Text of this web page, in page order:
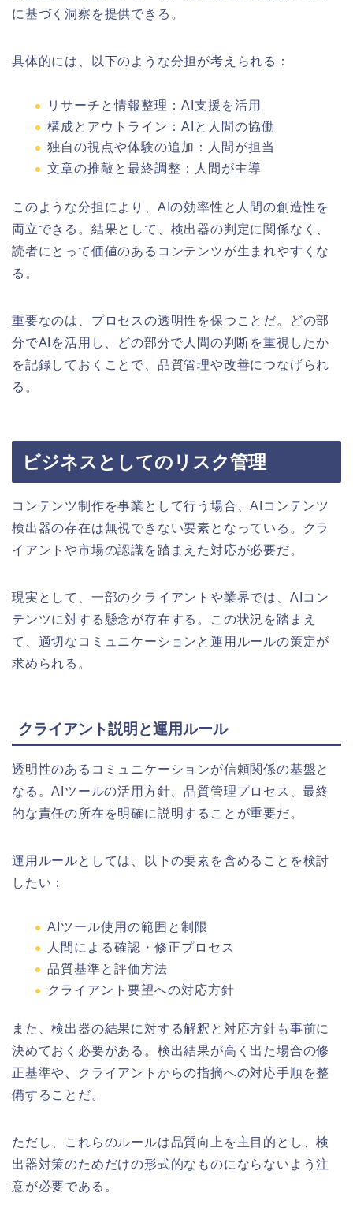
に基づく洞察を提供できる。
具体的には、以下のような分担が考えられる：
リサーチと情報整理：AI支援を活用
構成とアウトライン：AIと人間の協働
独自の視点や体験の追加：人間が担当
文章の推敲と最終調整：人間が主導
このような分担により、AIの効率性と人間の創造性を
両立できる。結果として、検出器の判定に関係なく、
読者にとって価値のあるコンテンツが生まれやすくな
る。
重要なのは、プロセスの透明性を保つことだ。どの部
分でAIを活用し、どの部分で人間の判断を重視したか
を記録しておくことで、品質管理や改善につなげられ
る。
ビジネスとしてのリスク管理
コンテンツ制作を事業として行う場合、AIコンテンツ
検出器の存在は無視できない要素となっている。クラ
イアントや市場の認識を踏まえた対応が必要だ。
現実として、一部のクライアントや業界では、AIコン
テンツに対する懸念が存在する。この状況を踏まえ
て、適切なコミュニケーションと運用ルールの策定が
求められる。
クライアント説明と運用ルール
透明性のあるコミュニケーションが信頼関係の基盤と
なる。AIツールの活用方針、品質管理プロセス、最終
的な責任の所在を明確に説明することが重要だ。
運用ルールとしては、以下の要素を含めることを検討
したい：
AIツール使用の範囲と制限
人間による確認・修正プロセス
品質基準と評価方法
クライアント要望への対応方針
また、検出器の結果に対する解釈と対応方針も事前に
決めておく必要がある。検出結果が高く出た場合の修
正基準や、クライアントからの指摘への対応手順を整
備することだ。
ただし、これらのルールは品質向上を主目的とし、検
出器対策のためだけの形式的なものにならないよう注
意が必要である。